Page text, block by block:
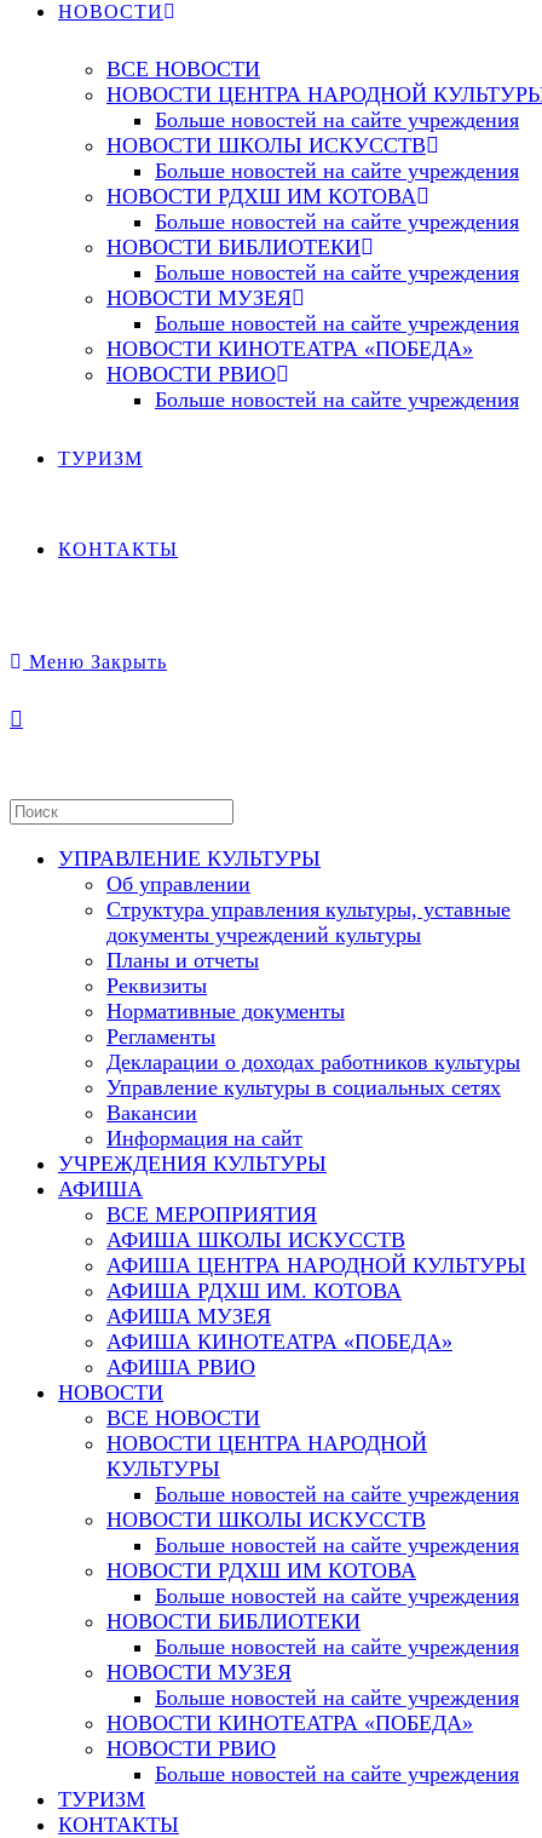
НОВОСТИ
ВСЕ НОВОСТИ
НОВОСТИ ЦЕНТРА НАРОДНОЙ
Больше новостей на сайте учреждения
НОВОСТИ ШКОЛЫ ИСКУССТВ
Больше новостей на сайте учреждения
НОВОСТИ РДХШ ИМ КОТОВА
Больше новостей на сайте учреждения
НОВОСТИ БИБЛИОТЕКИ
Больше новостей на сайте учреждения
НОВОСТИ МУЗЕЯ
Больше новостей на сайте учреждения
НОВОСТИ КИНОТЕАТРА «ПОБЕДА»
НОВОСТИ РВИО
Больше новостей на сайте учреждения
ТУРИЗМ
КОНТАКТЫ
Меню Закрыть
Search
websiteУПРАВЛЕНИЕ КУЛЬТУРЫ
Об управлении
Структура управления культуры, уставные
документы учреждений культуры
Планы и отчеты
Реквизиты
Нормативные документы
Регламенты
Декларации о доходах работников культуры
Управление культуры в социальных сетях
Вакансии
Информация на сайт
УЧРЕЖДЕНИЯ КУЛЬТУРЫ
АФИША
ВСЕ МЕРОПРИЯТИЯ
АФИША ШКОЛЫ ИСКУССТВ
АФИША ЦЕНТРА НАРОДНОЙ КУЛЬТУРЫ
АФИША РДХШ ИМ. КОТОВА
АФИША МУЗЕЯ
АФИША КИНОТЕАТРА «ПОБЕДА»
АФИША РВИО
НОВОСТИ
ВСЕ НОВОСТИ
НОВОСТИ ЦЕНТРА НАРОДНОЙ
КУЛЬТУРЫ
Больше новостей на сайте учреждения
НОВОСТИ ШКОЛЫ ИСКУССТВ
Больше новостей на сайте учреждения
НОВОСТИ РДХШ ИМ КОТОВА
Больше новостей на сайте учреждения
НОВОСТИ БИБЛИОТЕКИ
Больше новостей на сайте учреждения
НОВОСТИ МУЗЕЯ
Больше новостей на сайте учреждения
НОВОСТИ КИНОТЕАТРА «ПОБЕДА»
НОВОСТИ РВИО
Больше новостей на сайте учреждения
ТУРИЗМ
КОНТАКТЫ